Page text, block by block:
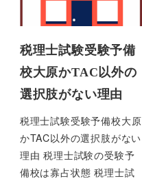
税理士試験受験予備
校大原かTAC以外の
選択肢がない理由
税理士試験受験予備校大原
かTAC以外の選択肢がない
理由 税理士試験の受験予
備校は寡占状態 税理士試